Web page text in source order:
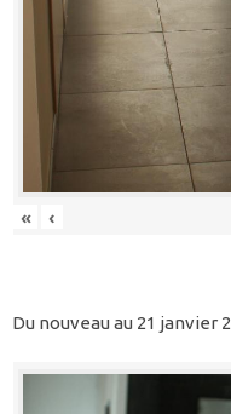
« ‹
Du nouveau au 21 janvier